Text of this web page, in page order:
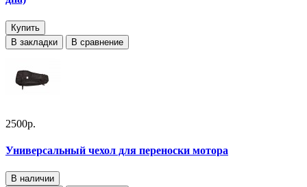
Купить
В закладки
В сравнение
2500р.
Универсальный чехол для переноски мотора
В наличии